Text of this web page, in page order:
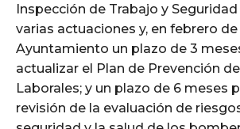
Inspección de Trabajo y
varias actuaciones y, en febrero
Ayuntamiento un plazo de 3
actualizar el Plan de Prevención
Laborales; y un plazo de 6 meses
revisión de la evaluación de